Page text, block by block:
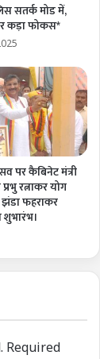
सतर्क मोड में,
कड़ा फोकस*
पर कैबिनेट मंत्री
रत्नाकर योग
फहराकर
शुभारंभ।
Required